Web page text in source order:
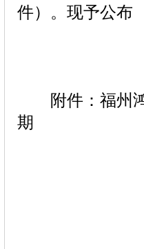
件）。现予公布
附件：福州鸿
期